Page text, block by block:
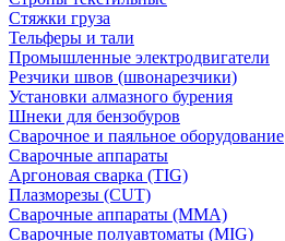
Стяжки груза
Тельферы и тали
Промышленные электродвигатели
Резчики швов (швонарезчики)
Установки алмазного бурения
Шнеки для бензобуров
Сварочное и паяльное оборудование
Сварочные аппараты
Аргоновая сварка (TIG)
Плазморезы (CUT)
Сварочные аппараты (MMA)
Сварочные полуавтоматы (MIG)